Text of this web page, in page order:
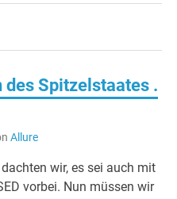
des Spitzelstaates .
Allure
wir, es sei auch mit
vorbei. Nun müssen wir